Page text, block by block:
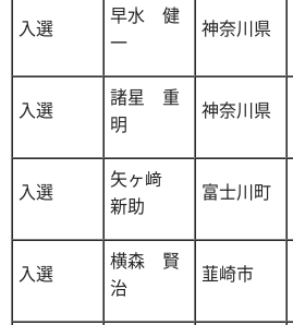
入選
早水 健
一
神奈川県
入選
諸星 重
明
神奈川県
入選
矢ヶ﨑
新助
富士川町
入選
横森 賢
治
韮崎市